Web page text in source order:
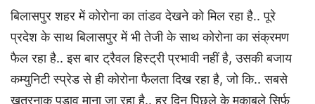
बिलासपुर शहर में कोरोना का तांडव देखने को मिल रहा है.. पूरे
प्रदेश के साथ बिलासपुर में भी तेजी के साथ कोरोना का संक्रमण
फैल रहा है.. इस बार ट्रैवल हिस्ट्री प्रभावी नहीं है, उसकी बजाय
कम्युनिटी स्प्रेड से ही कोरोना फैलता दिख रहा है, जो कि.. सबसे
खतरनाक पड़ाव माना जा रहा है.. हर दिन पिछले के मुकाबले सिर्फ